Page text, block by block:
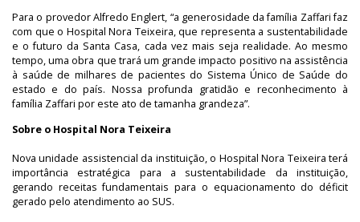
Para o provedor Alfredo Englert, “a generosidade da família Zaffari faz
com que o Hospital Nora Teixeira, que representa a sustentabilidade
e o futuro da Santa Casa, cada vez mais seja realidade. Ao mesmo
tempo, uma obra que trará um grande impacto positivo na assistência
à saúde de milhares de pacientes do Sistema Único de Saúde do
estado e do país. Nossa profunda gratidão e reconhecimento à
família Zaffari por este ato de tamanha grandeza”.
Sobre o Hospital Nora Teixeira
Nova unidade assistencial da instituição, o Hospital Nora Teixeira terá
importância estratégica para a sustentabilidade da instituição,
gerando receitas fundamentais para o equacionamento do déficit
gerado pelo atendimento ao SUS.